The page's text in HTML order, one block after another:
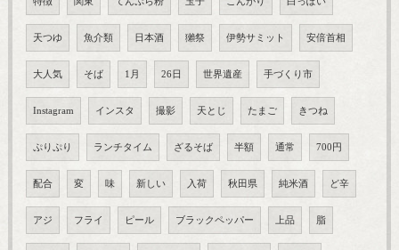
天つゆ 魚介類 日本酒 獺祭 伊勢サミット 安倍首相
大人気 そば 1月 26日 世界遺産 手づくり市
Instagram インスタ 撮影 天とじ たまご きつね
ぷりぷり ランチタイム ざるそば 半額 通常 700円
配合 変 味 新しい 入荷 秋田県 純米酒 ど辛
アジ フライ ピール ブラックペッパー 上品 脂